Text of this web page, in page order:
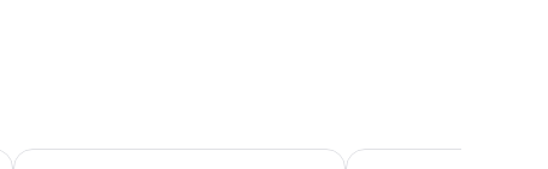
Greet Inn Chateau de Chine